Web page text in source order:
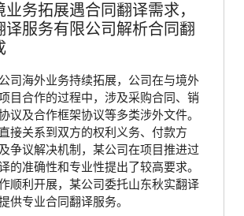
务拓展遇合同翻译需求，
译服务有限公司解析合同翻
司海外业务持续拓展，公司在与境外
目合作的过程中，涉及采购合同、销
议及合作框架协议等多类涉外文件。
接关系到双方的权利义务、付款方
争议解决机制，某公司在项目推进过
的准确性和专业性提出了较高要求。
顺利开展，某公司委托山东秋实翻译
供专业合同翻译服务。